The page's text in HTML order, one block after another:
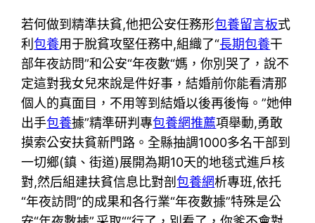
若何做到精準扶貧,他把公安任務形包養留言板式
利包養用于脫貧攻堅任務中,組織了“長期包養干
部年夜訪問”和公安“年夜數“媽，你別哭了，說不
定這對我女兒來說是件好事，結婚前你能看清那
個人的真面目，不用等到結婚以後再後悔。”她伸
出手包養據”精準研判專包養網推薦項舉動,勇敢
摸索公安扶貧新門路。全縣抽調1000多名干部到
一切鄉(鎮、街道)展開為期10天的地毯式進戶核
對,然后組建扶貧信息比對剖包養網析專班,依托
“年夜訪問”的成果和各行業“年夜數據”特殊是公